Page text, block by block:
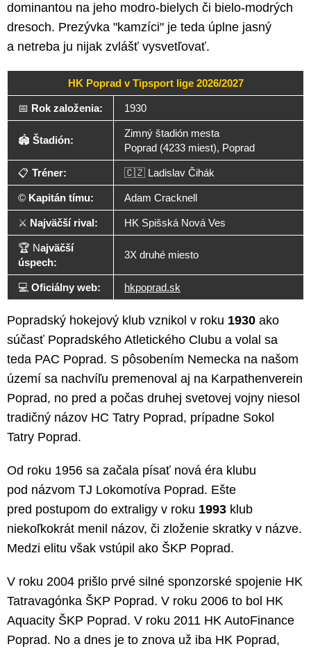
dominantou na jeho modro-bielych či bielo-modrých
dresoch. Prezývka "kamzíci" je teda úplne jasný
a netreba ju nijak zvlášť vysvetľovať.
HK Poprad v Tipsport lige 2026/2027
📅 Rok založenia: 1930
🏟️ Štadión:
Zimný štadión mesta
Poprad (4233 miest), Poprad
📋 Tréner: 🇨🇿 Ladislav Čihák
©️ Kapitán tímu: Adam Cracknell
⚔️ Najväčší rival: HK Spišská Nová Ves
🏆 Najväčší
úspech:
3X druhé miesto
💻 Oficiálny web: hkpoprad.sk
Popradský hokejový klub vznikol v roku 1930 ako
súčasť Popradského Atletického Clubu a volal sa
teda PAC Poprad. S pôsobením Nemecka na našom
území sa nachvíľu premenoval aj na Karpathenverein
Poprad, no pred a počas druhej svetovej vojny niesol
tradičný názov HC Tatry Poprad, prípadne Sokol
Tatry Poprad.
Od roku 1956 sa začala písať nová éra klubu
pod názvom TJ Lokomotíva Poprad. Ešte
pred postupom do extraligy v roku 1993 klub
niekoľkokrát menil názov, či zloženie skratky v názve.
Medzi elitu však vstúpil ako ŠKP Poprad.
V roku 2004 prišlo prvé silné sponzorské spojenie HK
Tatravagónka ŠKP Poprad. V roku 2006 to bol HK
Aquacity ŠKP Poprad. V roku 2011 HK AutoFinance
Poprad. No a dnes je to znova už iba HK Poprad,